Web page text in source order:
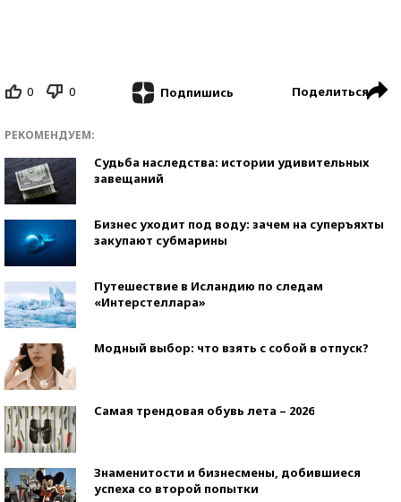
0 0 Подпишись Поделиться
РЕКОМЕНДУЕМ:
Судьба наследства: истории удивительных
завещаний
Бизнес уходит под воду: зачем на суперъяхты
закупают субмарины
Путешествие в Исландию по следам
«Интерстеллара»
Модный выбор: что взять с собой в отпуск?
Самая трендовая обувь лета – 2026
Знаменитости и бизнесмены, добившиеся
успеха со второй попытки